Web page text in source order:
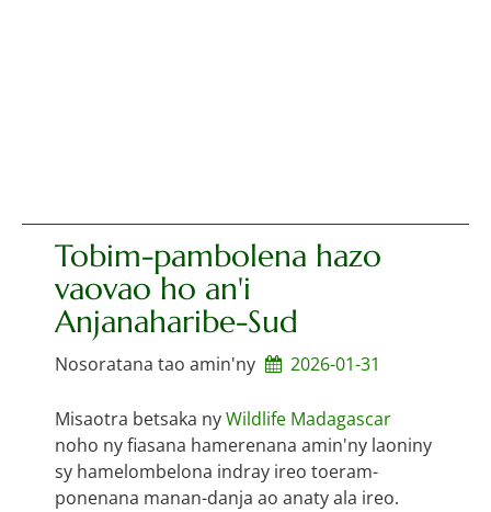
Tobim-pambolena hazo
vaovao ho an'i
Anjanaharibe-Sud
Nosoratana tao amin'ny 2026-01-31
Misaotra betsaka nyWildlife Madagascar
noho ny fiasana hamerenana amin'ny laoniny
sy hamelombelona indray ireo toeram-
ponenana manan-danja ao anaty ala ireo.